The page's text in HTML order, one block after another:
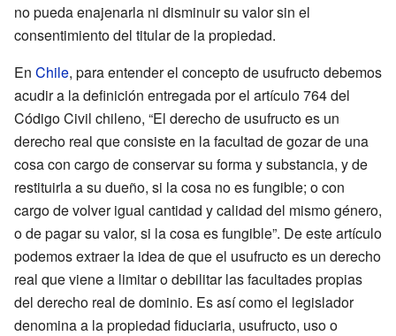
no pueda enajenarla ni disminuir su valor sin el
consentimiento del titular de la propiedad.
En Chile, para entender el concepto de usufructo debemos
acudir a la definición entregada por el artículo 764 del
Código Civil chileno, “El derecho de usufructo es un
derecho real que consiste en la facultad de gozar de una
cosa con cargo de conservar su forma y substancia, y de
restituirla a su dueño, si la cosa no es fungible; o con
cargo de volver igual cantidad y calidad del mismo género,
o de pagar su valor, si la cosa es fungible”. De este artículo
podemos extraer la idea de que el usufructo es un derecho
real que viene a limitar o debilitar las facultades propias
del derecho real de dominio. Es así como el legislador
denomina a la propiedad fiduciaria, usufructo, uso o